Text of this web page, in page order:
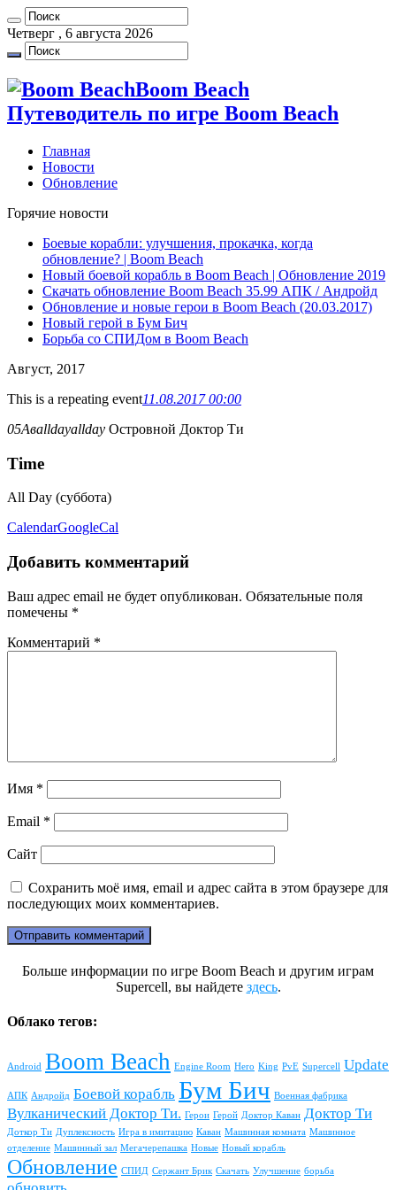
Четверг , 6 августа 2026
Boom Beach
Путеводитель по игре Boom Beach
Главная
Новости
Обновление
Горячие новости
Боевые корабли: улучшения, прокачка, когда
обновление? | Boom Beach
Новый боевой корабль в Boom Beach | Обновление 2019
Скачать обновление Boom Beach 35.99 АПК / Андройд
Обновление и новые герои в Boom Beach (20.03.2017)
Новый герой в Бум Бич
Борьба со СПИДом в Boom Beach
Август, 2017
This is a repeating event11.08.2017 00:00
05Авalldayallday Островной Доктор Ти
Time
All Day (суббота)
CalendarGoogleCal
Добавить комментарий
Ваш адрес email не будет опубликован. Обязательные поля
помечены *
Комментарий *
Имя *
Email *
Сайт
Сохранить моё имя, email и адрес сайта в этом браузере для
последующих моих комментариев.
Больше информации по игре Boom Beach и другим играм
Supercell, вы найдете здесь.
Облако тегов:
Android Boom Beach Engine Room Hero King PvE Supercell Update
АПК Андройд Боевой корабль Бум Бич Военная фабрика
Вулканический Доктор Ти. Герои Герой Доктор Каван Доктор Ти
Доткор Ти Дуплексность Игра в имитацию Каван Машинная комната Машинное
отделение Машинный зал Мегачерепашка Новые Новый корабль
Обновление СПИД Сержант Брик Скачать Улучшение борьба